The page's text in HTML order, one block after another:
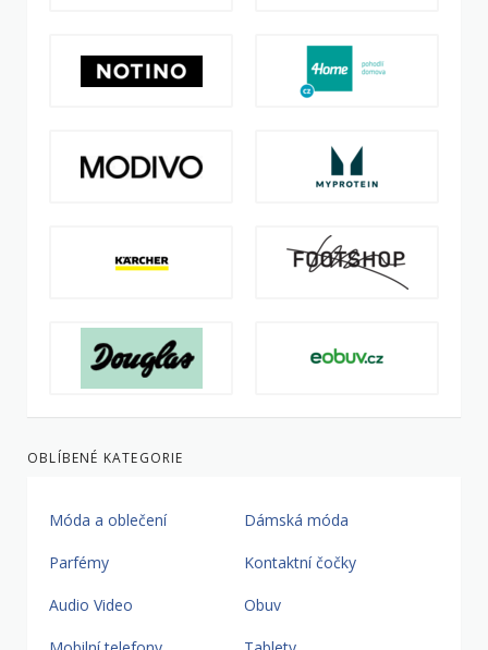
OBLÍBENÉ KATEGORIE
Móda a oblečení Dámská móda
Parfémy Kontaktní čočky
Audio Video Obuv